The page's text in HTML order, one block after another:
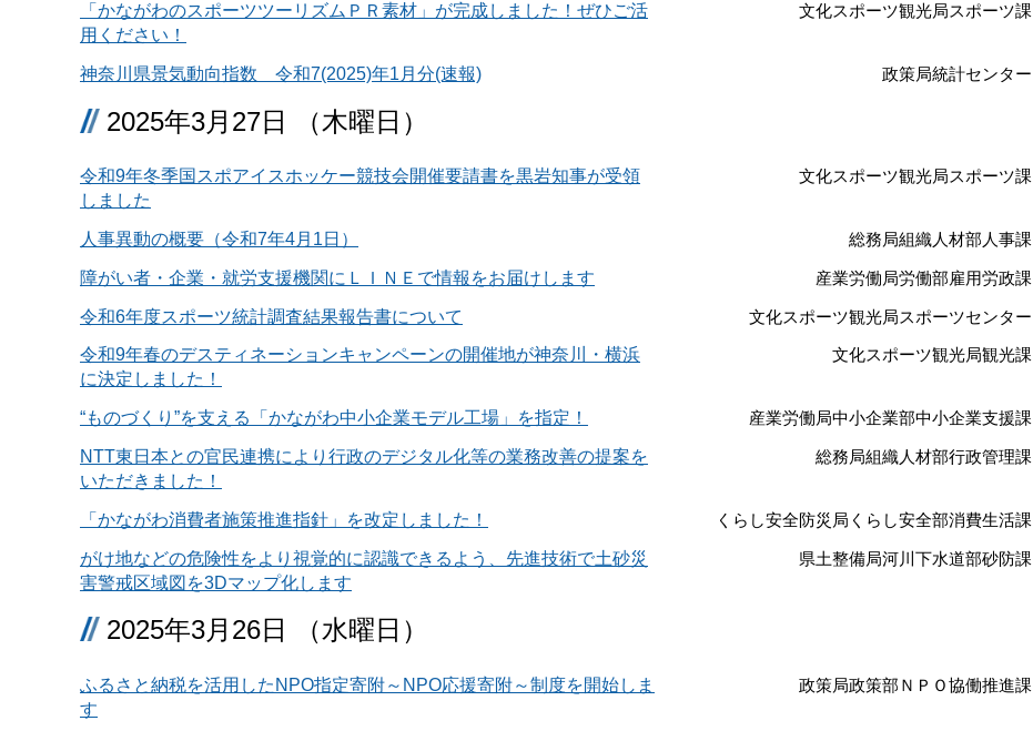
「かながわのスポーツツーリズムＰＲ素材」が完成しました！ぜひご活
用ください！
文化スポーツ観光局スポーツ課
神奈川県景気動向指数 令和7(2025)年1月分(速報) 政策局統計センター
2025年3月27日 （木曜日）
令和9年冬季国スポアイスホッケー競技会開催要請書を黒岩知事が受領
しました
文化スポーツ観光局スポーツ課
人事異動の概要（令和7年4月1日） 総務局組織人材部人事課
障がい者・企業・就労支援機関にＬＩＮＥで情報をお届けします 産業労働局労働部雇用労政課
令和6年度スポーツ統計調査結果報告書について 文化スポーツ観光局スポーツセンター
令和9年春のデスティネーションキャンペーンの開催地が神奈川・横浜
に決定しました！
文化スポーツ観光局観光課
“ものづくり”を支える「かながわ中小企業モデル工場」を指定！ 産業労働局中小企業部中小企業支援課
NTT東日本との官民連携により行政のデジタル化等の業務改善の提案を
いただきました！
総務局組織人材部行政管理課
「かながわ消費者施策推進指針」を改定しました！ くらし安全防災局くらし安全部消費生活課
がけ地などの危険性をより視覚的に認識できるよう、先進技術で土砂災
害警戒区域図を3Dマップ化します
県土整備局河川下水道部砂防課
2025年3月26日 （水曜日）
ふるさと納税を活用したNPO指定寄附～NPO応援寄附～制度を開始しま
す
政策局政策部ＮＰＯ協働推進課